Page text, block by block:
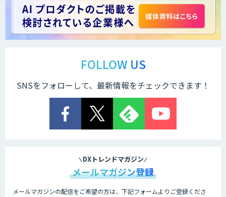
FOLLOW US
SNSをフォローして、最新情報をチェックできます！
DXトレンドマガジン
メールマガジン登録
メールマガジンの配信をご希望の方は、下記フォームよりご登録くださ